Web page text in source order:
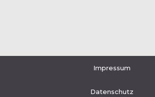
Impressum
Datenschutz